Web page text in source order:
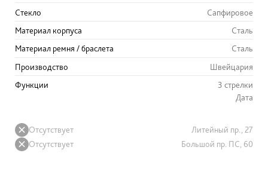
Стекло
Сапфировое
Материал корпуса
Сталь
Материал ремня / браслета
Сталь
Производство
Швейцария
Функции
3 стрелки
Дата
Отсутствует
Литейный пр., 27
Отсутствует
Большой пр. ПС, 60